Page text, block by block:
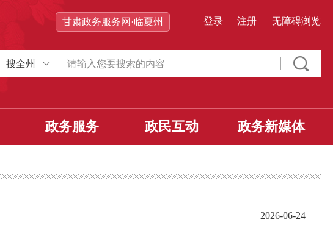
甘肃政务服务网·临夏州 登录 | 注册 无障碍浏览
搜全州
政务服务 政民互动 政务新媒体
2026-06-24